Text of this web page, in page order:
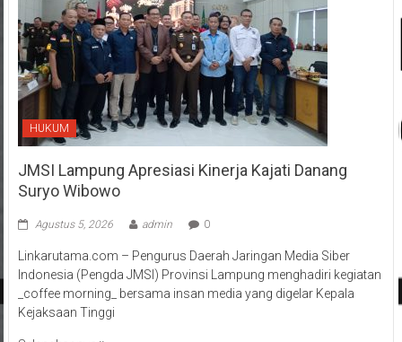
HUKUM
JMSI Lampung Apresiasi Kinerja Kajati Danang
Suryo Wibowo
Agustus 5, 2026 admin 0
Linkarutama.com – Pengurus Daerah Jaringan Media Siber
Indonesia (Pengda JMSI) Provinsi Lampung menghadiri kegiatan
_coffee morning_ bersama insan media yang digelar Kepala
Kejaksaan Tinggi